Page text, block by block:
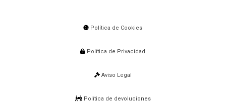
Política de Cookies
Política de Privacidad
Aviso Legal
Política de devoluciones